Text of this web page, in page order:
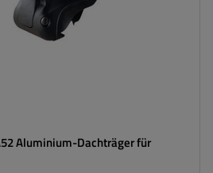
Aluminium-Dachträger für